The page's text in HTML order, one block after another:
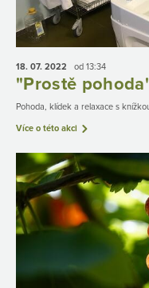
18. 07. 2022 od 13:34
"Prostě
Pohoda, klídek a relaxace s
Více o této akci